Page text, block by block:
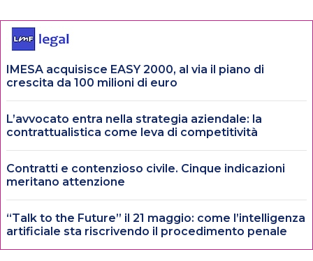
IMESA acquisisce EASY 2000, al via il piano di
crescita da 100 milioni di euro
L’avvocato entra nella strategia aziendale: la
contrattualistica come leva di competitività
Contratti e contenzioso civile. Cinque indicazioni
meritano attenzione
“Talk to the Future” il 21 maggio: come l’intelligenza
artificiale sta riscrivendo il procedimento penale